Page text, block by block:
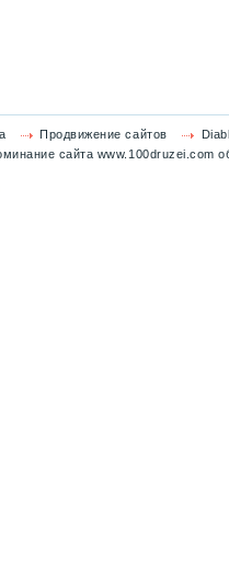
Продвижение сайтов
сайта www.100druzei.com